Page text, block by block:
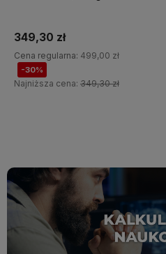
349,30 zł
Cena regularna: 499,00 zł
-30%
Najniższa cena: 349,30 zł